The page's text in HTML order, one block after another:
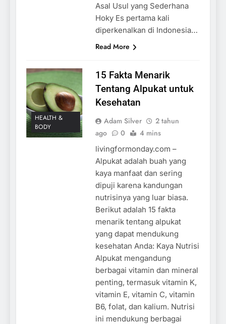
Asal Usul yang Sederhana
Hoky Es pertama kali
diperkenalkan di Indonesia…
Read More
HEALTH &
BODY
15 Fakta Menarik
Tentang Alpukat untuk
Kesehatan
Adam Silver
2 tahun
ago
0 4 mins
livingformonday.com –
Alpukat adalah buah yang
kaya manfaat dan sering
dipuji karena kandungan
nutrisinya yang luar biasa.
Berikut adalah 15 fakta
menarik tentang alpukat
yang dapat mendukung
kesehatan Anda: Kaya Nutrisi
Alpukat mengandung
berbagai vitamin dan mineral
penting, termasuk vitamin K,
vitamin E, vitamin C, vitamin
B6, folat, dan kalium. Nutrisi
ini mendukung berbagai